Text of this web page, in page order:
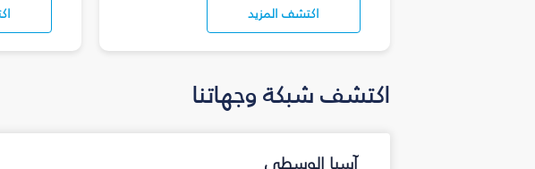
اكتشف المزيد
اكتشف شبكة وجهاتنا
آسيا الوسطى